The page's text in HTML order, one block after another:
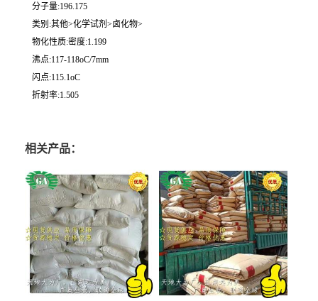
分子量:196.175
类别:其他>化学试剂>卤化物>
物化性质:密度:1.199
沸点:117-118oC/7mm
闪点:115.1oC
折射率:1.505
相关产品：